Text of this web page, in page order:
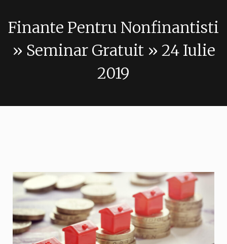
Finante Pentru Nonfinantisti
» Seminar Gratuit » 24 Iulie
2019